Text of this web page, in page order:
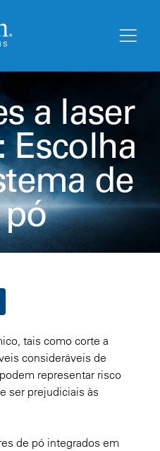
a laser
Escolha
de
tais como corte a
consideráveis de
representar risco
ser prejudiciais às
de pó integrados em